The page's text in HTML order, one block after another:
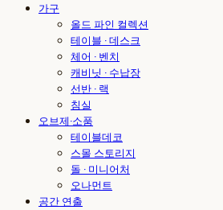
가구
올드 파인 컬렉션
테이블 · 데스크
체어 · 벤치
캐비닛 · 수납장
선반 · 랙
침실
오브제·소품
테이블데코
스몰 스토리지
돌 · 미니어처
오나먼트
공간 연출